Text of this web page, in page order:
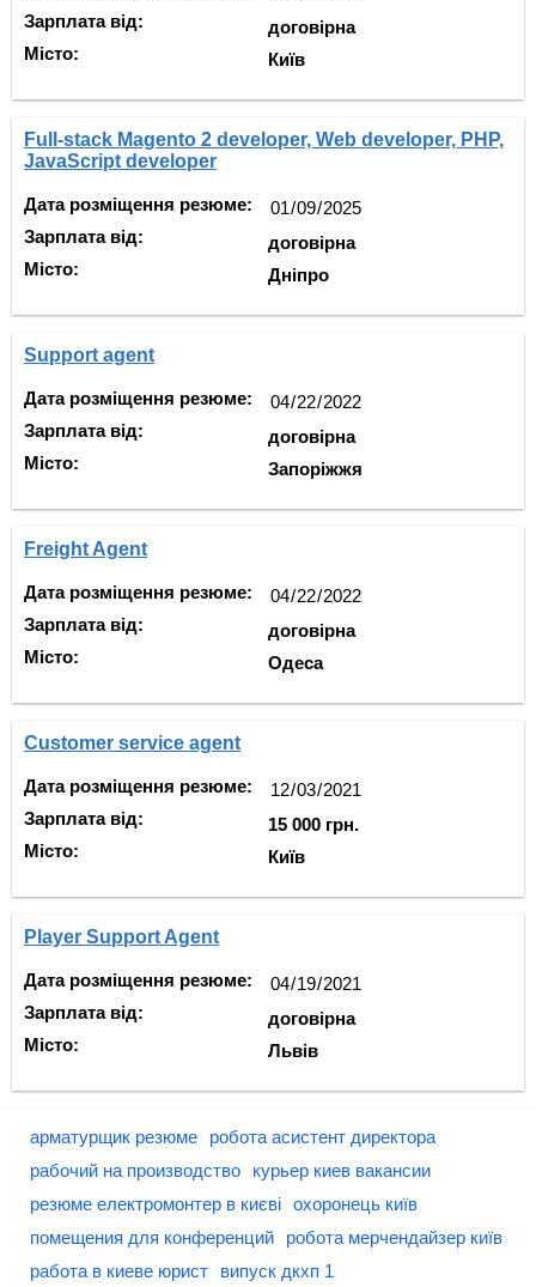
Зарплата від:
Місто:
договірна
Київ
Full-stack Magento 2 developer, Web developer, PHP,
JavaScript developer
Дата розміщення резюме:
Зарплата від:
Місто:
договірна
Дніпро
Support agent
Дата розміщення резюме:
Зарплата від:
Місто:
договірна
Запоріжжя
Freight Agent
Дата розміщення резюме:
Зарплата від:
Місто:
договірна
Одеса
Customer service agent
Дата розміщення резюме:
Зарплата від:
Місто:
15 000 грн.
Київ
Player Support Agent
Дата розміщення резюме:
Зарплата від:
Місто:
договірна
Львів
арматурщик резюме
робота асистент директора
рабочий на производство
курьер киев вакансии
резюме електромонтер в києві охоронець київ
помещения для конференций
робота мерчендайзер київ
работа в киеве юрист
випуск дкхп 1